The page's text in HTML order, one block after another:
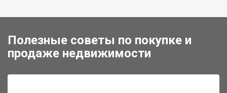
Полезные советы по покупке и
продаже недвижимости